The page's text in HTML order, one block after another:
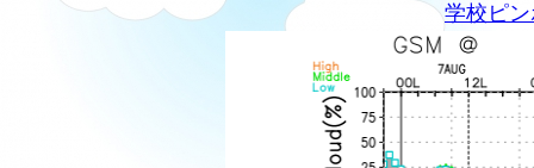
学校ピ